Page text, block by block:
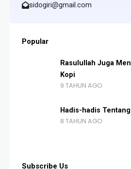
sidogiri@gmail.com
Popular
Rasulullah Juga Menganjurkan Minum
Kopi
9 TAHUN AGO
Hadis-hadis
8 TAHUN AGO
Subscribe Us